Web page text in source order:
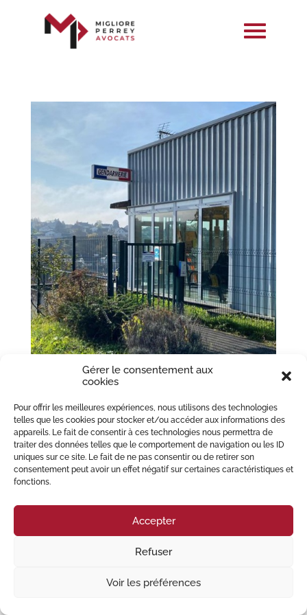
Gérer le consentement aux
cookies
Pour offrir les meilleures expériences, nous utilisons des technologies
telles que les cookies pour stocker et/ou accéder aux informations des
appareils. Le fait de consentir à ces technologies nous permettra de
traiter des données telles que le comportement de navigation ou les ID
uniques sur ce site. Le fait de ne pas consentir ou de retirer son
consentement peut avoir un effet négatif sur certaines caractéristiques et
fonctions.
Accepter
Refuser
Voir les préférences
Le dépôt de plainte
parMIGLIORE PERREY Avocats |Mar 29, 2022|Droit
pénal,Préjudices corporels
Par principe, déposer une plainte permet à une personne qui se dit victime
d’informer la justice de l’existence d’une infraction. Il est possible depuis